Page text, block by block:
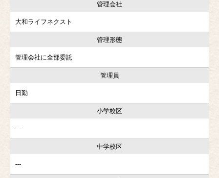
管理会社
大和ライフネクスト
管理形態
管理会社に全部委託
管理員
日勤
小学校区
---
中学校区
---